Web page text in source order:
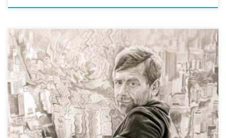
Félix Escrig Pallarés (Castellón, 1950), exdirector de la Escuela
Superior de Arquitectura durante la década de los noventa,
falleció ayer en Sevilla a los 63 años de edad después de una
larga enfermedad.